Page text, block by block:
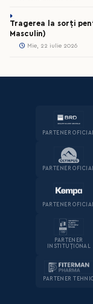
Tragerea la sorți
Masculin)
Mie, 22 iulie 2026
PARTENER OFICIAL
PARTENER
PARTENER OFICIAL
PARTENER
INSTITUȚIONAL
PARTENER